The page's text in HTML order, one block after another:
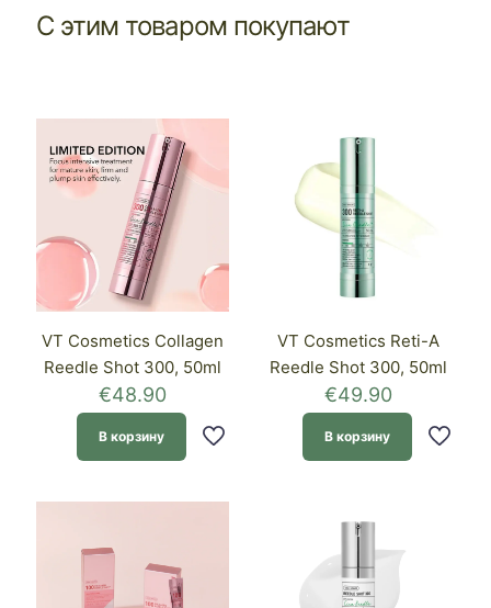
С этим товаром покупают
VT Cosmetics Collagen
Reedle Shot 300, 50ml
€48.90
В корзину
VT Cosmetics Reti-A
Reedle Shot 300, 50ml
€49.90
В корзину